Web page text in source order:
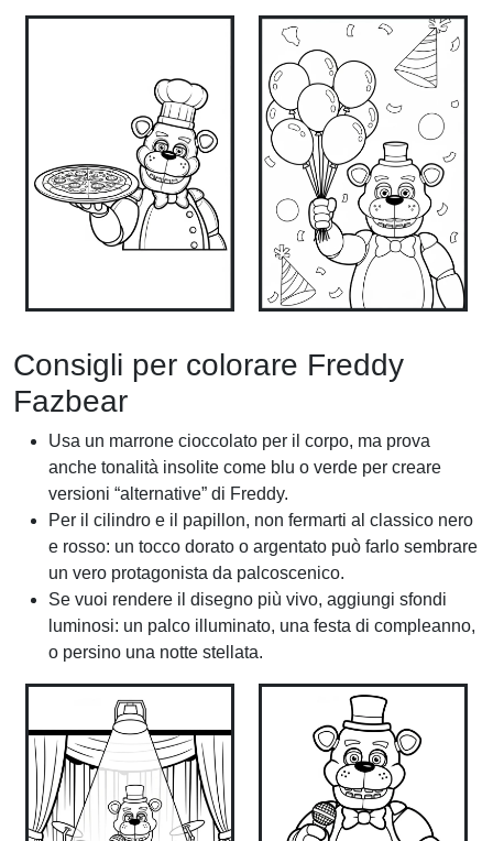
Consigli per colorare Freddy
Fazbear
Usa un marrone cioccolato per il corpo, ma prova
anche tonalità insolite come blu o verde per creare
versioni “alternative” di Freddy.
Per il cilindro e il papillon, non fermarti al classico nero
e rosso: un tocco dorato o argentato può farlo sembrare
un vero protagonista da palcoscenico.
Se vuoi rendere il disegno più vivo, aggiungi sfondi
luminosi: un palco illuminato, una festa di compleanno,
o persino una notte stellata.